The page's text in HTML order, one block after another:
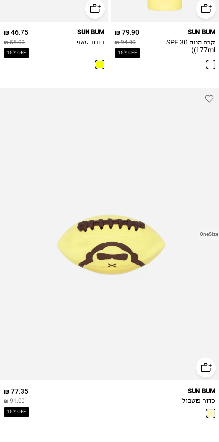
79.90 ₪
94.00 ₪
15% OFF
SUN BUM
קרם הגנה 30 SPF
(177ml)
46.75 ₪
55.00 ₪
15% OFF
SUN BUM
בובת סאני
OneSize
77.35 ₪
91.00 ₪
15% OFF
SUN BUM
כדור פוטבול